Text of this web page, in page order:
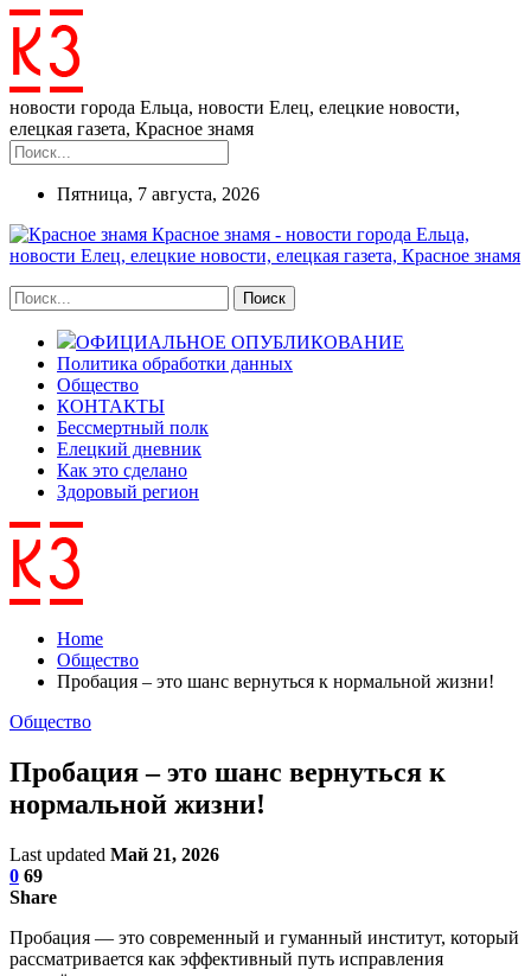
новости города Ельца, новости Елец, елецкие новости,
елецкая газета, Красное знамя
Пятница, 7 августа, 2026
Красное знамя - новости города Ельца,
новости Елец, елецкие новости, елецкая газета, Красное знамя
ОФИЦИАЛЬНОЕ ОПУБЛИКОВАНИЕ
Политика обработки данных
Общество
КОНТАКТЫ
Бессмертный полк
Елецкий дневник
Как это сделано
Здоровый регион
Home
Общество
Пробация – это шанс вернуться к нормальной жизни!
Общество
Пробация – это шанс вернуться к
нормальной жизни!
Last updated Май 21, 2026
0 69
Share
Пробация — это современный и гуманный институт, который
рассматривается как эффективный путь исправления